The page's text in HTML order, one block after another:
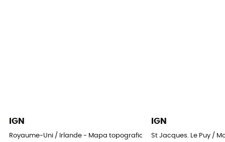
IGN
Royaume-Uni / Irlande - Mapa topograficzna
IGN
St Jacques. Le Puy /